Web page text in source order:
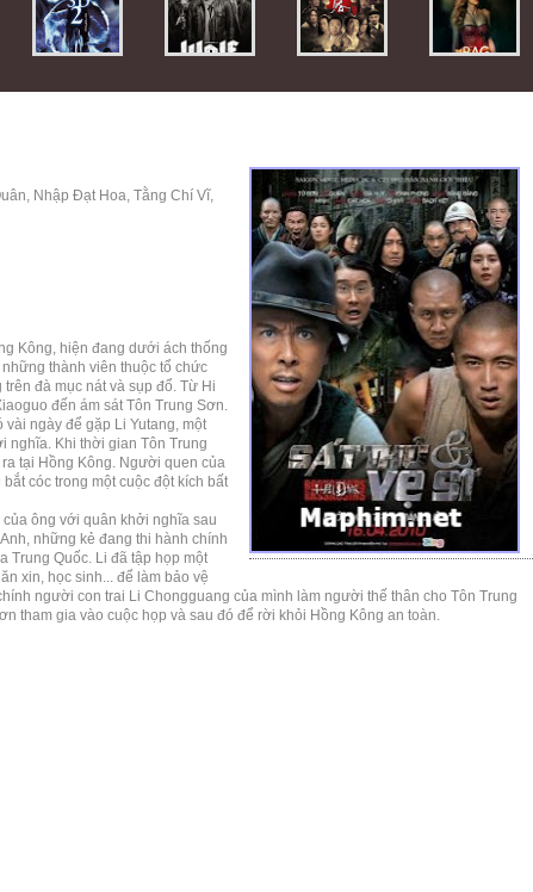
Nhập Đạt Hoa, Tằng Chí Vĩ,
Kông, hiện đang dưới ách thống
thành viên thuộc tổ chức
đà mục nát và sụp đổ. Từ Hi
đến ám sát Tôn Trung Sơn.
ngày để gặp Li Yutang, một
nghĩa. Khi thời gian Tôn Trung
tại Hồng Kông. Người quen của
cóc trong một cuộc đột kích bất
ông với quân khởi nghĩa sau
những kẻ đang thi hành chính
Trung Quốc. Li đã tập họp một
xin, học sinh... để làm bảo vệ
người con trai Li Chongguang của mình làm người thế thân cho Tôn Trung
tham gia vào cuộc họp và sau đó để rời khỏi Hồng Kông an toàn.